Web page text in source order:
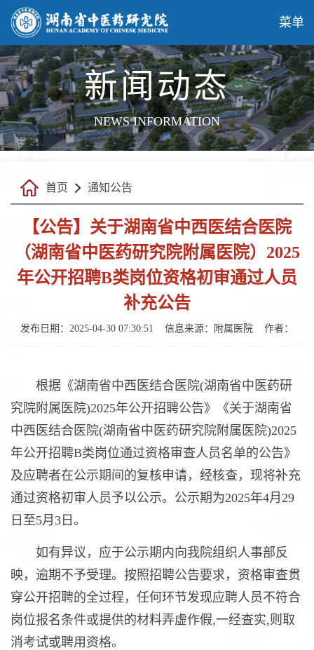
菜单
新闻动态
NEWS INFORMATION
首页 通知公告
【公告】关于湖南省中西医结合医院
（湖南省中医药研究院附属医院）2025
年公开招聘B类岗位资格初审通过人员
补充公告
发布日期：2025-04-30 07:30:51 信息来源： 附属医院 作者：
根据《湖南省中西医结合医院(湖南省中医药研
究院附属医院)2025年公开招聘公告》《关于湖南省
中西医结合医院(湖南省中医药研究院附属医院)2025
年公开招聘B类岗位通过资格审查人员名单的公告》
及应聘者在公示期间的复核申请，经核查，现将补充
通过资格初审人员予以公示。公示期为2025年4月29
日至5月3日。
如有异议，应于公示期内向我院组织人事部反
映，逾期不予受理。按照招聘公告要求，资格审查贯
穿公开招聘的全过程，任何环节发现应聘人员不符合
岗位报名条件或提供的材料弄虚作假,一经查实,则取
消考试或聘用资格。